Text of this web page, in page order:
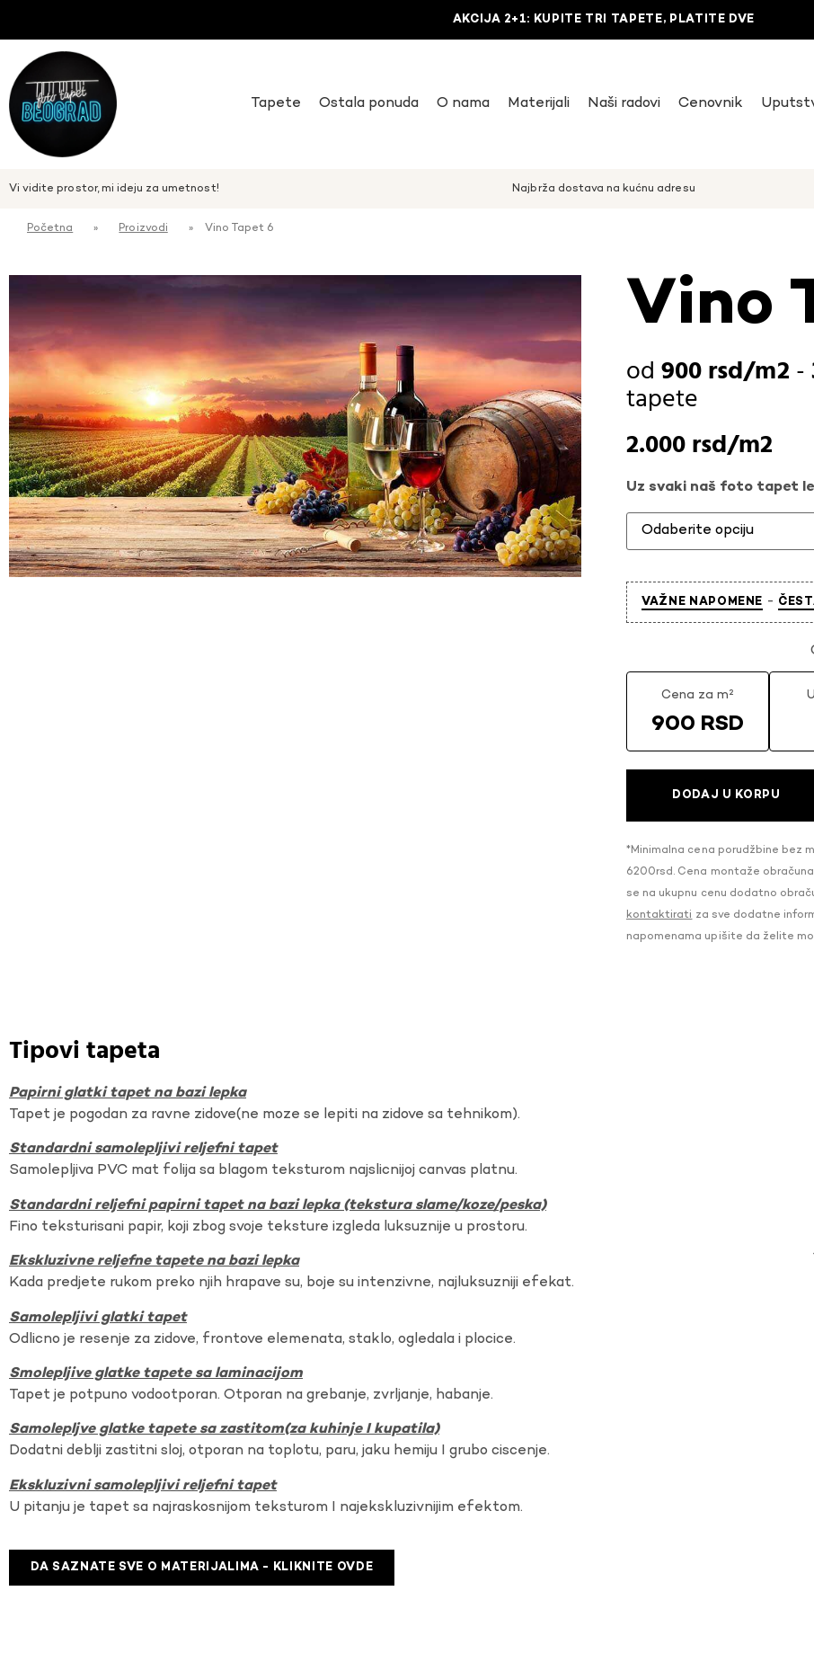
AKCIJA 2+1: KUPITE TRI TAPETE, PLATITE DVE
Tapete Ostala ponuda O nama Materijali Naši radovi Cenovnik
Vi vidite prostor, mi ideju za umetnost! Najbrža dostava na kućnu adresu
Početna » Proizvodi » Vino Tapet 6
Vino
900rsd -
tapete
2.000rsd
Uz svaki naš foto tapet
VAŽNE NAPOMENE -
Cena za m²
900 RSD
DODAJ U KORPU
*Minimalna cena porudžbine bez
6200rsd. Cena montaže
se na ukupnu cenu dodatno
kontaktirati za sve dodatne
napomenama upišite da želite
Tipovi tapeta
Papirni glatki tapet na bazi lepka
Tapet je pogodan za ravne zidove(ne moze se lepiti na zidove sa tehnikom).
Standardni samolepljivi reljefni tapet
Samolepljiva PVC mat folija sa blagom teksturom najslicnijoj canvas platnu.
Standardni reljefni papirni tapet na bazi lepka (tekstura slame/koze/peska)
Fino teksturisani papir, koji zbog svoje teksture izgleda luksuznije u prostoru.
Ekskluzivne reljefne tapete na bazi lepka
Kada predjete rukom preko njih hrapave su, boje su intenzivne, najluksuzniji efekat.
Samolepljivi glatki tapet
Odlicno je resenje za zidove, frontove elemenata, staklo, ogledala i plocice.
Smolepljive glatke tapete sa laminacijom
Tapet je potpuno vodootporan. Otporan na grebanje, zvrljanje, habanje.
Samolepljve glatke tapete sa zastitom(za kuhinje I kupatila)
Dodatni deblji zastitni sloj, otporan na toplotu, paru, jaku hemiju I grubo ciscenje.
Ekskluzivni samolepljivi reljefni tapet
U pitanju je tapet sa najraskosnijom teksturom I najekskluzivnijim efektom.
DA SAZNATE SVE O MATERIJALIMA - KLIKNITE OVDE